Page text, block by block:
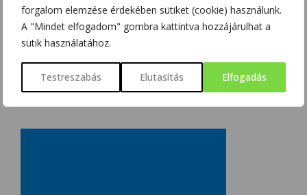
forgalom elemzése érdekében sütiket (cookie) használunk.
A "Mindet elfogadom" gombra kattintva hozzájárulhat a
sütik használatához.
Testreszabás Elutasítás Elfogadás
SZOBOSZLAI KRISZTINA 2018/03/15